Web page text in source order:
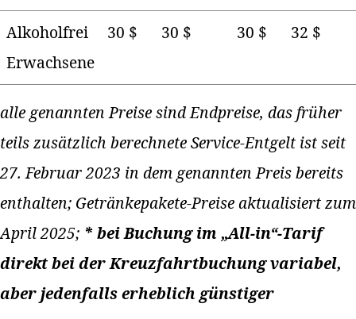
Alkoholfrei
Erwachsene
30 $ 30 $ 30 $ 32 $
alle genannten Preise sind Endpreise, das früher
teils zusätzlich berechnete Service-Entgelt ist seit
27. Februar 2023 in dem genannten Preis bereits
enthalten; Getränkepakete-Preise aktualisiert zum
April 2025; * bei Buchung im „All-in“-Tarif
direkt bei der Kreuzfahrtbuchung variabel,
aber jedenfalls erheblich günstiger